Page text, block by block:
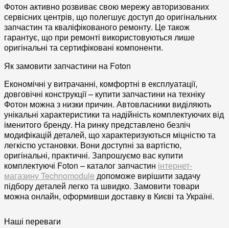
Фотон активно розвиває свою мережу авторизованих
сервісних центрів, що полегшує доступ до оригінальних
запчастин та кваліфікованого ремонту. Це також
гарантує, що при ремонті використовуються лише
оригінальні та сертифіковані компоненти.
Як замовити запчастини на Foton
Економічні у витрачанні, комфортні в експлуатації,
довговічні конструкції – купити запчастини на техніку
Фотон можна з низки причин. Автовласники виділяють
унікальні характеристики та надійність комплектуючих від
іменитого бренду. На ринку представлено безліч
модифікацій деталей, що характеризуються міцністю та
легкістю установки. Вони доступні за вартістю,
оригінальні, практичні. Запрошуємо вас купити
комплектуючі Foton – каталог запчастин інтернет-
магазину Technomodule допоможе вирішити задачу
підбору деталей легко та швидко. Замовити товари
можна онлайн, оформивши доставку в Києві та Україні.
Наші переваги